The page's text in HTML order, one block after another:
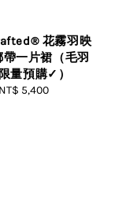
花霧羽映
一片裙（毛羽
量預購✓）
Regular
NT$ 5,400